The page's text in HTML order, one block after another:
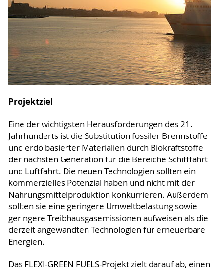
Projektziel
Eine der wichtigsten Herausforderungen des 21.
Jahrhunderts ist die Substitution fossiler Brennstoffe
und erdölbasierter Materialien durch Biokraftstoffe
der nächsten Generation für die Bereiche Schifffahrt
und Luftfahrt. Die neuen Technologien sollten ein
kommerzielles Potenzial haben und nicht mit der
Nahrungsmittelproduktion konkurrieren. Außerdem
sollten sie eine geringere Umweltbelastung sowie
geringere Treibhausgasemissionen aufweisen als die
derzeit angewandten Technologien für erneuerbare
Energien.
Das FLEXI-GREEN FUELS-Projekt zielt darauf ab, einen